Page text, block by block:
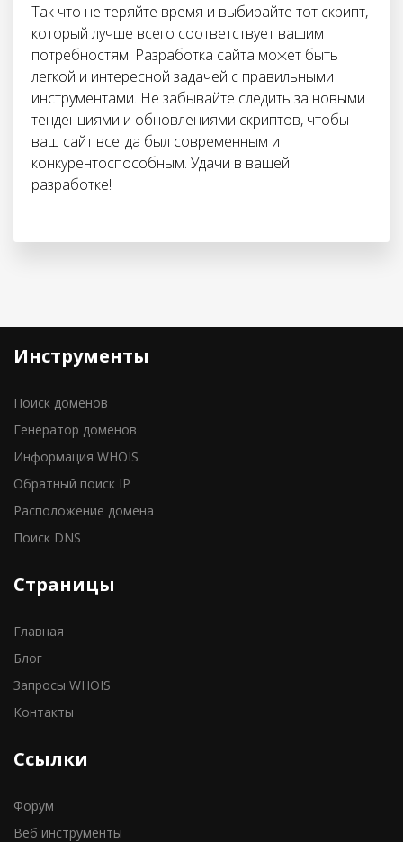
Так что не теряйте время и выбирайте тот скрипт,
который лучше всего соответствует вашим
потребностям. Разработка сайта может быть
легкой и интересной задачей с правильными
инструментами. Не забывайте следить за новыми
тенденциями и обновлениями скриптов, чтобы
ваш сайт всегда был современным и
конкурентоспособным. Удачи в вашей
разработке!
Инструменты
Поиск доменов
Генератор доменов
Информация WHOIS
Обратный поиск IP
Расположение домена
Поиск DNS
Страницы
Главная
Блог
Запросы WHOIS
Контакты
Ссылки
Форум
Веб инструменты